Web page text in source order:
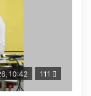
10:42 111